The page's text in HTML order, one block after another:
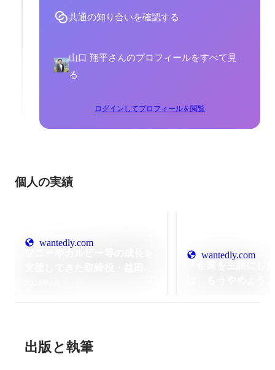
共通の知り合いを確認する
山口 翔平さんのプロフィールをすべて見
る
ログインしてプロフィールを閲覧
個人の実績
wantedly.com
wantedly.com
出版と執筆